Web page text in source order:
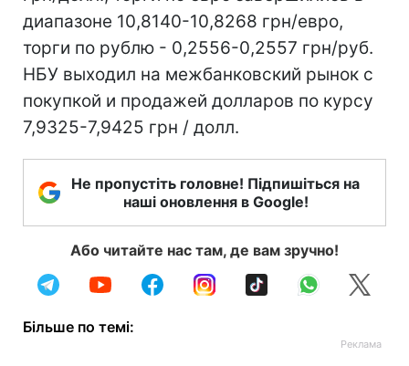
диапазоне 10,8140-10,8268 грн/евро,
торги по рублю - 0,2556-0,2557 грн/руб.
НБУ выходил на межбанковский рынок с
покупкой и продажей долларов по курсу
7,9325-7,9425 грн / долл.
Не пропустіть головне! Підпишіться на
наші оновлення в Google!
Або читайте нас там, де вам зручно!
Більше по темі: